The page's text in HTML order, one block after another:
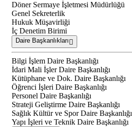
Döner Sermaye İşletmesi Müdürlüğü
Genel Sekreterlik
Hukuk Müşavirliği
İç Denetim Birimi
Daire Başkanlıkları
Bilgi İşlem Daire Başkanlığı
İdari Mali İşler Daire Başkanlığı
Kütüphane ve Dok. Daire Başkanlığı
Öğrenci İşleri Daire Başkanlığı
Personel Daire Başkanlığı
Strateji Geliştirme Daire Başkanlığı
Sağlık Kültür ve Spor Daire Başkanlığı
Yapı İşleri ve Teknik Daire Başkanlığı